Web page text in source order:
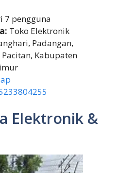
7 pengguna
Toko Elektronik
Padangan,
Pacitan, Kabupaten
Elektronik &